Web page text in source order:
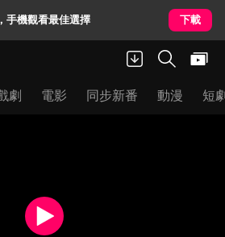
手機觀看最佳選擇 下載
劇 電影 同步新番 動漫 短